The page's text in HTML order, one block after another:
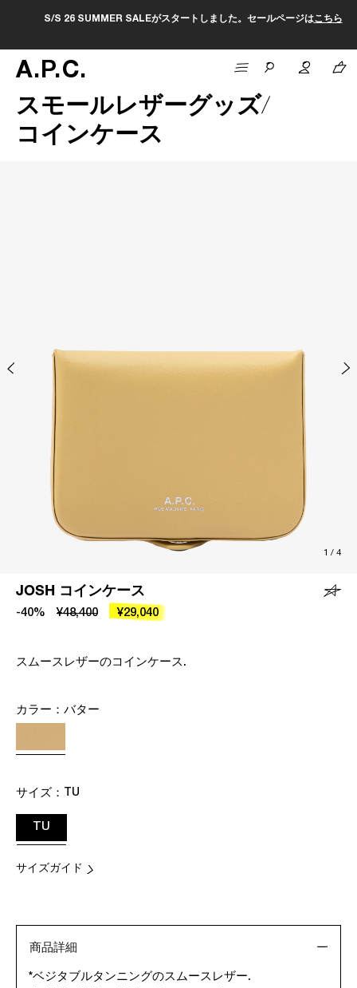
S/S 26 SUMMER SALEがスタートしました。セールページはこちら
A.P.C.
スモールレザーグッズ
コインケース
1 / 4
JOSH コインケース
-40% ¥48,400 ¥29,040
スムースレザーのコインケース.
カラー： バター
サイズ： TU
TU
サイズガイド
商品詳細
*ベジタブルタンニングのスムースレザー.